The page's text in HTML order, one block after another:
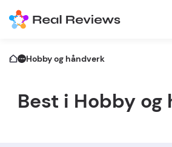
Hobby og håndverk
Best i Hobby og